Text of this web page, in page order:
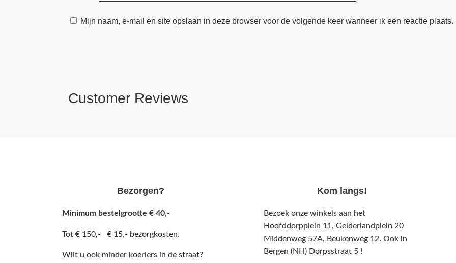
Mijn naam, e-mail en site opslaan in deze browser voor de volgende keer wanneer ik een reactie plaats.
Customer Reviews
Bezorgen?
Minimum bestelgrootte € 40,-
Tot € 150,- € 15,- bezorgkosten.
Wilt u ook minder koeriers in de straat?
Kom langs!
Bezoek onze winkels aan het
Hoofddorpplein 11, Gelderlandplein 20
Middenweg 57A, Beukenweg 12. Ook in
Bergen (NH) Dorpsstraat 5 !